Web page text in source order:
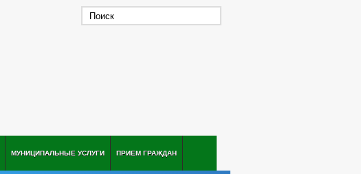
МУНИЦИПАЛЬНЫЕ УСЛУГИ ПРИЕМ ГРАЖДАН